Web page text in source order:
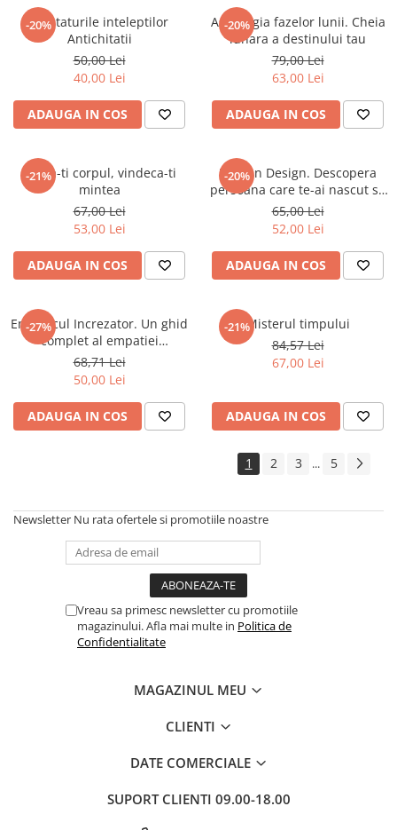
-20%
Invataturile inteleptilor
Antichitatii
50,00 Lei
40,00 Lei
ADAUGA IN COS
-20%
Astrologia fazelor lunii. Cheia
lunara a destinului tau
79,00 Lei
63,00 Lei
ADAUGA IN COS
-21%
Misca-ti corpul, vindeca-ti
mintea
67,00 Lei
53,00 Lei
ADAUGA IN COS
-20%
Human Design. Descopera
persoana care te-ai nascut sa
fii
65,00 Lei
52,00 Lei
ADAUGA IN COS
-27%
Empaticul Increzator. Un ghid
complet al empatiei
multidimensionale si
protectiei energetice
68,71 Lei
50,00 Lei
ADAUGA IN COS
-21%Misterul timpului
84,57 Lei
67,00 Lei
ADAUGA IN COS
1 2 3 ... 5
Newsletter Nu rata ofertele si promotiile noastre
Vreau sa primesc newsletter cu promotiile
magazinului. Afla mai multe in Politica de
Confidentialitate
MAGAZINUL MEU
CLIENTI
DATE COMERCIALE
SUPORT CLIENTI 09.00-18.00